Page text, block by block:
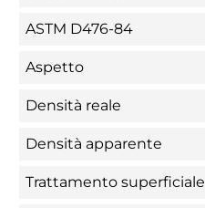
ASTM D476-84
Aspetto
Densità reale
Densità apparente
Trattamento superficiale